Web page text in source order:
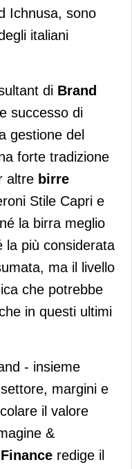
Ichnusa, sono
italiani
di Brand
successo di
gestione del
forte tradizione
altre birre
Stile Capri e
la birra meglio
la più considerata
ma il livello
che potrebbe
in questi ultimi
- insieme
margini e
il valore
&
redige il